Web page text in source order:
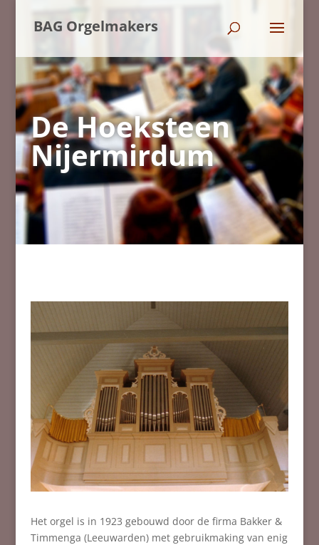
BAG Orgelmakers
De Hoeksteen
Nijermirdum
Het orgel is in 1923 gebouwd door de firma Bakker &
Timmenga (Leeuwarden) met gebruikmaking van enig